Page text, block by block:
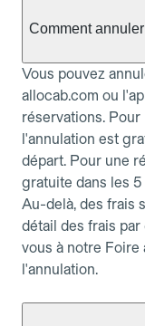
Comment
Vous pouvez
allocab.com ou
réservations.
l'annulation est
départ. Pour une
gratuite dans les
Au-delà, des frais
détail des frais
vous à notre
l'annulation.